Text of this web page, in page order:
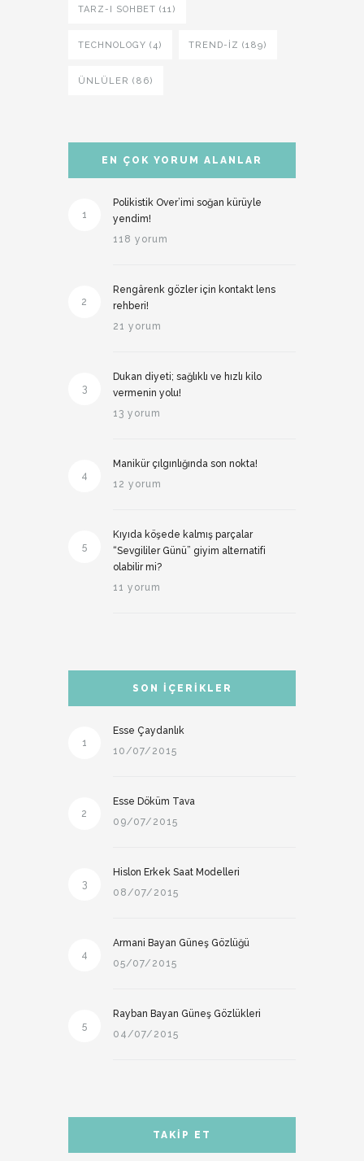
TARZ-I SOHBET (11)
TECHNOLOGY (4) TREND-IZ (189)
ÜNLÜLER (86)
EN ÇOK YORUM ALANLAR
1
Polikistik Over’imi soğan kürüyle
yendim!
118 yorum
2
Rengârenk gözler için kontakt lens
rehberi!
21 yorum
3
Dukan diyeti; sağlıklı ve hızlı kilo
vermenin yolu!
13 yorum
4
Manikür çılgınlığında son nokta!
12 yorum
5
Kıyıda köşede kalmış parçalar
“Sevgililer Günü” giyim alternatifi
olabilir mi?
11 yorum
SON İÇERIKLER
1
Esse Çaydanlık
10/07/2015
2
Esse Döküm Tava
09/07/2015
3
Hislon Erkek Saat Modelleri
08/07/2015
4
Armani Bayan Güneş Gözlüğü
05/07/2015
5
Rayban Bayan Güneş Gözlükleri
04/07/2015
TAKIP ET